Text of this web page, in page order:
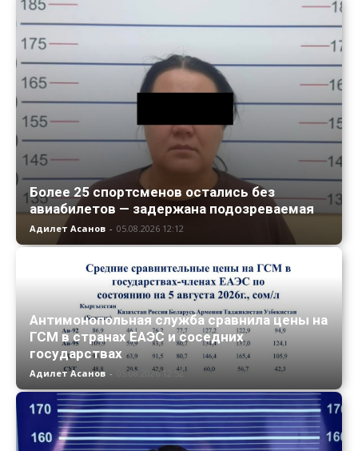
Более 25 спортсменов остались без
авиабилетов — задержана подозреваемая
Адилет Асанов - 05.08.2026 12:12
Антимонопольная служба сравнила цены на
ГСМ в странах ЕАЭС и соседних
государствах
Адилет Асанов - 05.08.2026 12:52